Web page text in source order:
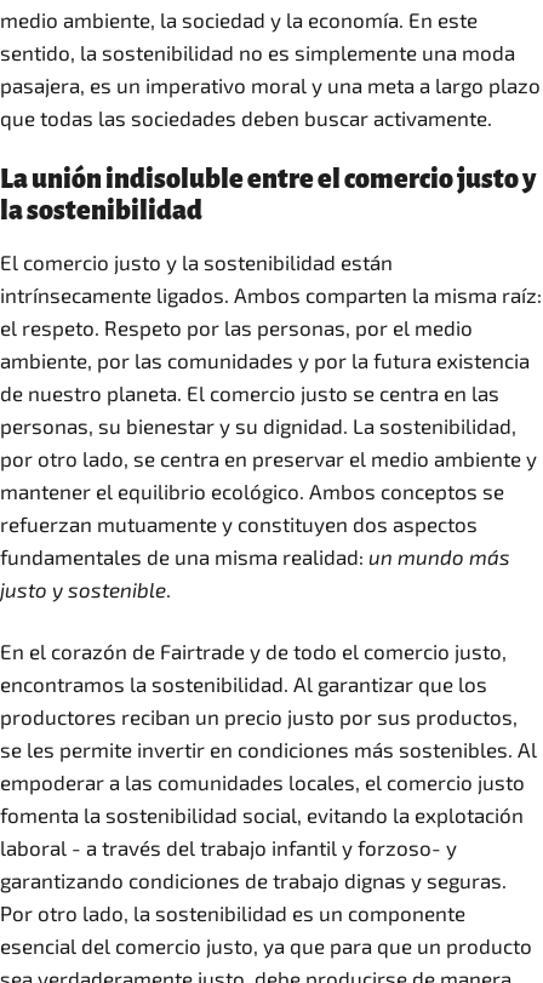
medio ambiente, la sociedad y la economía. En este
sentido, la sostenibilidad no es simplemente una moda
pasajera, es un imperativo moral y una meta a largo plazo
que todas las sociedades deben buscar activamente.
La unión indisoluble entre el comercio justo y
la sostenibilidad
El comercio justo y la sostenibilidad están
intrínsecamente ligados. Ambos comparten la misma raíz:
el respeto. Respeto por las personas, por el medio
ambiente, por las comunidades y por la futura existencia
de nuestro planeta. El comercio justo se centra en las
personas, su bienestar y su dignidad. La sostenibilidad,
por otro lado, se centra en preservar el medio ambiente y
mantener el equilibrio ecológico. Ambos conceptos se
refuerzan mutuamente y constituyen dos aspectos
fundamentales de una misma realidad: un mundo más
justo y sostenible.
En el corazón de Fairtrade y de todo el comercio justo,
encontramos la sostenibilidad. Al garantizar que los
productores reciban un precio justo por sus productos,
se les permite invertir en condiciones más sostenibles. Al
empoderar a las comunidades locales, el comercio justo
fomenta la sostenibilidad social, evitando la explotación
laboral - a través del trabajo infantil y forzoso- y
garantizando condiciones de trabajo dignas y seguras.
Por otro lado, la sostenibilidad es un componente
esencial del comercio justo, ya que para que un producto
sea verdaderamente justo, debe producirse de manera